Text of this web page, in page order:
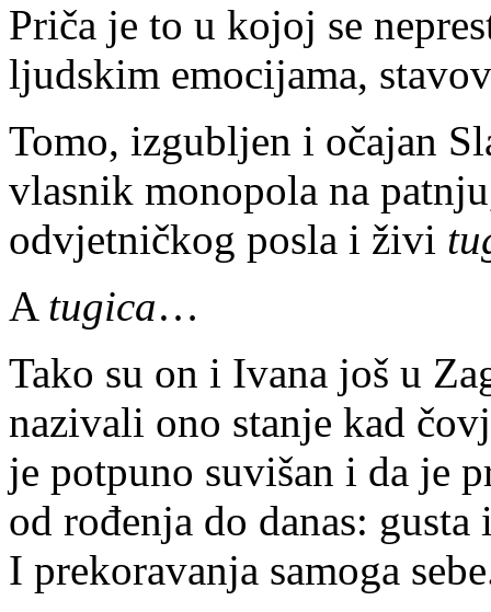
Priča je to u kojoj se
ljudskim emocijama,
Tomo, izgubljen i očajan
vlasnik monopola na
odvjetničkog posla i živi
A tugica…
Tako su on i Ivana još u
nazivali ono stanje kad
je potpuno suvišan i da je
od rođenja do danas: gusta
I prekoravanja samoga